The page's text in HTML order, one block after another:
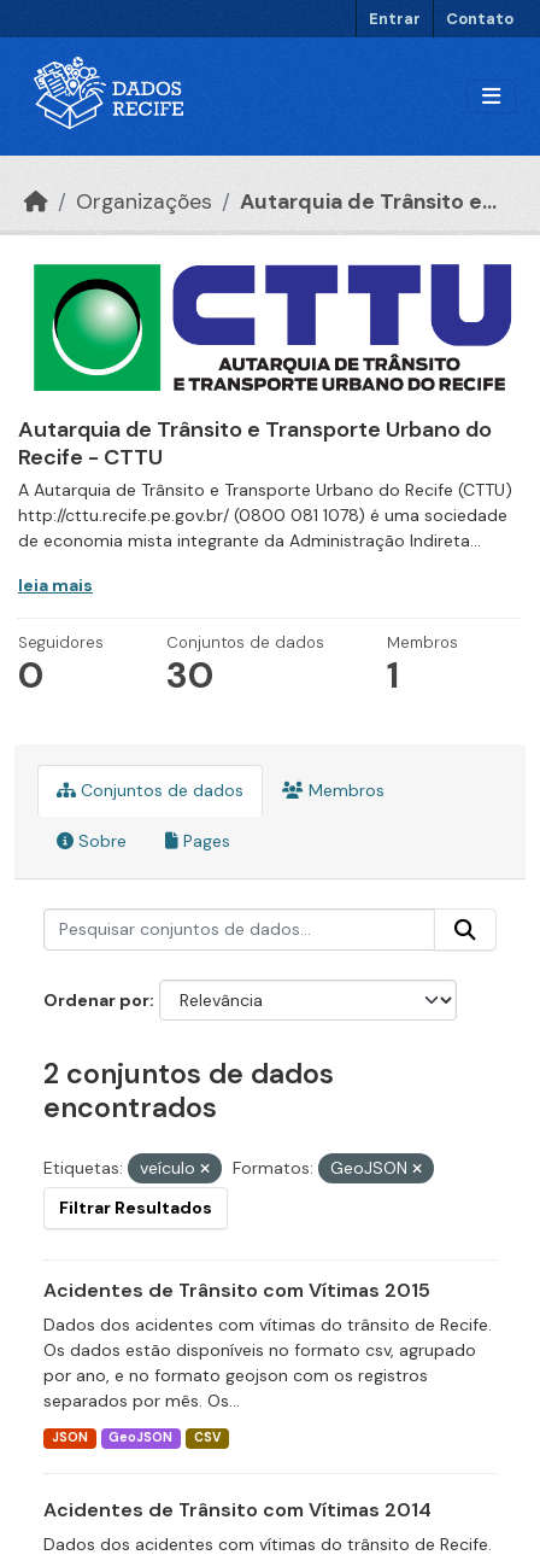
Entrar Contato
Organizações Autarquia de Trânsito e...
Autarquia de Trânsito e Transporte Urbano do
Recife - CTTU
A Autarquia de Trânsito e Transporte Urbano do Recife (CTTU)
http://cttu.recife.pe.gov.br/ (0800 081 1078) é uma sociedade
de economia mista integrante da Administração Indireta...
leia mais
Seguidores
0
Conjuntos de dados
30
Membros
1
Conjuntos de dados Membros
Sobre Pages
Ordenar por
2 conjuntos de dados
encontrados
Etiquetas: veículo Formatos:
GeoJSON
Filtrar Resultados
Acidentes de Trânsito com Vítimas 2015
Dados dos acidentes com vítimas do trânsito de Recife.
Os dados estão disponíveis no formato csv, agrupado
por ano, e no formato geojson com os registros
separados por mês. Os...
JSON GeoJSON CSV
Acidentes de Trânsito com Vítimas 2014
Dados dos acidentes com vítimas do trânsito de Recife.